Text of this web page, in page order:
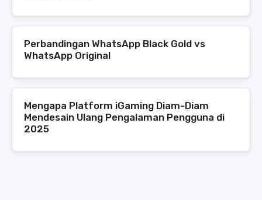
Perbandingan WhatsApp Black Gold vs
WhatsApp Original
Mengapa Platform iGaming Diam-Diam
Mendesain Ulang Pengalaman Pengguna di
2025